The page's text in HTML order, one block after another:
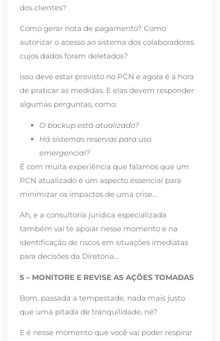
dos clientes?
Como gerar nota de pagamento? Como
autorizar o acesso ao sistema dos colaboradores
cujos dados foram deletados?
Isso deve estar previsto no PCN e agora é a hora
de praticar as medidas. E elas devem responder
algumas perguntas, como:
O backup está atualizado?
Há sistemas reservas para uso
emergencial?
É com muita experiência que falamos que um
PCN atualizado é um aspecto essencial para
minimizar os impactos de uma crise…
Ah, e a consultoria jurídica especializada
também vai te apoiar nesse momento e na
identificação de riscos em situações imediatas
para decisões da Diretoria…
5 – MONITORE E REVISE AS AÇÕES TOMADAS
Bom, passada a tempestade, nada mais justo
que uma pitada de tranquilidade, né?
E é nesse momento que você vai poder respirar